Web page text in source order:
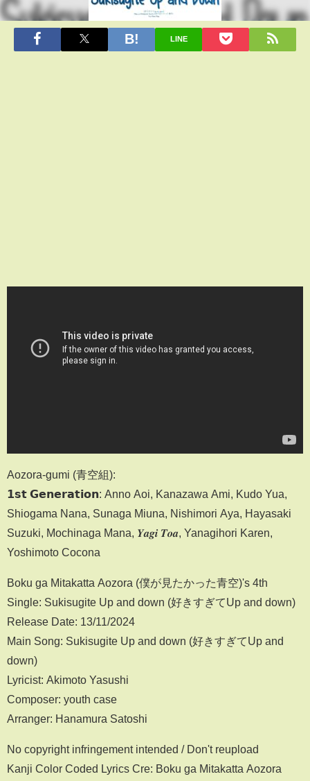
LINE
Aozora-gumi (青空組):
𝟭𝘀𝘁 𝗚𝗲𝗻𝗲𝗿𝗮𝘁𝗶𝗼𝗻: Anno Aoi, Kanazawa Ami, Kudo Yua,
Shiogama Nana, Sunaga Miuna, Nishimori Aya, Hayasaki
Suzuki, Mochinaga Mana, 𝒀𝒂𝒈𝒊 𝑻𝒐𝒂, Yanagihori Karen,
Yoshimoto Cocona
Boku ga Mitakatta Aozora (僕が見たかった青空)'s 4th
Single: Sukisugite Up and down (好きすぎてUp and down)
Release Date: 13/11/2024
Main Song: Sukisugite Up and down (好きすぎてUp and
down)
Lyricist: Akimoto Yasushi
Composer: youth case
Arranger: Hanamura Satoshi
No copyright infringement intended / Don't reupload
Kanji Color Coded Lyrics Cre: Boku ga Mitakatta Aozora